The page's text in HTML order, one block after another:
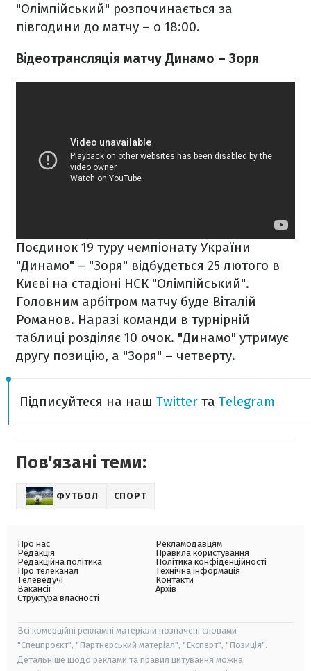
"Олімпійський" розпочинається за
півгодини до матчу – о 18:00.
Відеотрансляція матчу Динамо – Зоря
Поєдинок 19 туру чемпіонату України
"Динамо" – "Зоря" відбудеться 25 лютого в
Києві на стадіоні НСК "Олімпійський".
Головним арбітром матчу буде Віталій
Романов. Наразі команди в турнірній
таблиці розділяє 10 очок. "Динамо" утримує
другу позицію, а "Зоря" – четверту.
Підписуйтеся на наш Twitter та Telegram
Пов'язані теми:
ФУТБОЛ СПОРТ
Про нас
Редакція
Редакційна політика
Про телеканал
Телеведучі
Вакансії
Структура власності
Рекламодавцям
Правила користування
Політика конфіденційності
Технічна інформація
Контакти
Архів
Всі комерційні рекламні матеріали позначені словами
"Спецпроєкт", "Партнерський матеріал", "Експерт", "Позиція".
Детальніше щодо реклами та правил цитування можна